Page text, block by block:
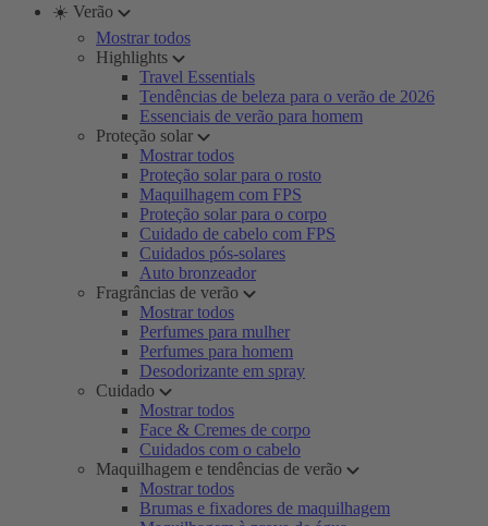
☀️ Verão
Mostrar todos
Highlights
Travel Essentials
Tendências de beleza para o verão de 2026
Essenciais de verão para homem
Proteção solar
Mostrar todos
Proteção solar para o rosto
Maquilhagem com FPS
Proteção solar para o corpo
Cuidado de cabelo com FPS
Cuidados pós-solares
Auto bronzeador
Fragrâncias de verão
Mostrar todos
Perfumes para mulher
Perfumes para homem
Desodorizante em spray
Cuidado
Mostrar todos
Face & Cremes de corpo
Cuidados com o cabelo
Maquilhagem e tendências de verão
Mostrar todos
Brumas e fixadores de maquilhagem